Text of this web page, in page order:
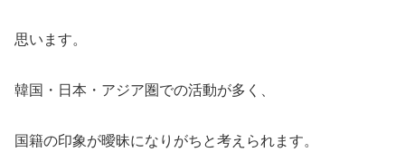
思います。
韓国・日本・アジア圏での活動が多く、
国籍の印象が曖昧になりがちと考えられます。